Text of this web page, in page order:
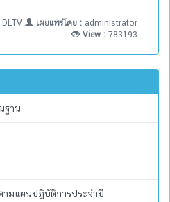
เผยแพร่โดย : administrator
View :783193
ฐาน
ามแผนปฏิบัติการประจำปี